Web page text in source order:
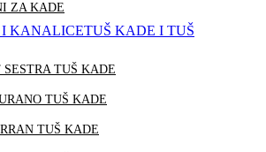
ZA KADE
TUŠ KADE I TUŠ
SESTRA TUŠ KADE
TUŠ KADE
TUŠ KADE